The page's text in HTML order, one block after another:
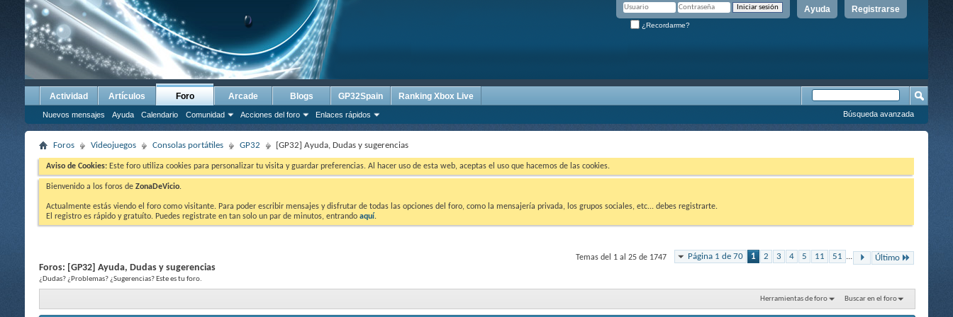
Registrarse
Ayuda
¿Recordarme?
Actividad Artículos Foro
Nuevos mensajes Ayuda Calendario Comunidad Acciones del foro Enlaces rápidos
Arcade Blogs GP32Spain Ranking Xbox Live
Búsqueda avanzada
Foros Videojuegos Consolas portátiles GP32 [GP32] Ayuda, Dudas y sugerencias
Aviso de Cookies: Este foro utiliza cookies para personalizar tu visita y guardar preferencias. Al hacer uso de esta web, aceptas el uso que hacemos de las cookies.
Bienvenido a los foros de ZonaDeVicio.
Actualmente estás viendo el foro como visitante. Para poder escribir mensajes y disfrutar de todas las opciones del foro, como la mensajería privada, los grupos sociales, etc... debes registrarte.
El registro es rápido y gratuíto. Puedes registrate en tan solo un par de minutos, entrando aquí.
Página 1 de 70 1 2 3 4 5 11 51 ... Último
Temas del 1 al 25 de 1747
Foros: [GP32] Ayuda, Dudas y sugerencias
¿Dudas? ¿Problemas? ¿Sugerencias? Este es tu foro.
Herramientas de foro Buscar en el foro